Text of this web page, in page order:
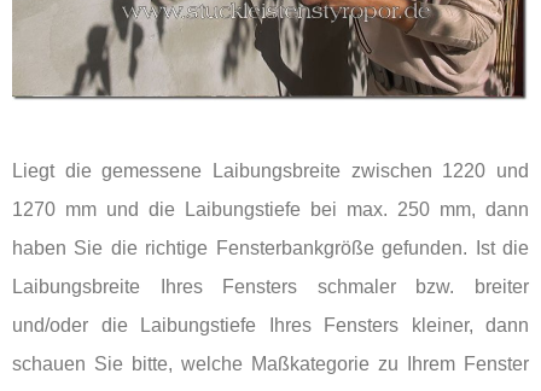
Liegt die gemessene Laibungsbreite zwischen 1220 und
1270 mm und die Laibungstiefe bei max. 250 mm, dann
haben Sie die richtige Fensterbankgröße gefunden. Ist die
Laibungsbreite Ihres Fensters schmaler bzw. breiter
und/oder die Laibungstiefe Ihres Fensters kleiner, dann
schauen Sie bitte, welche Maßkategorie zu Ihrem Fenster